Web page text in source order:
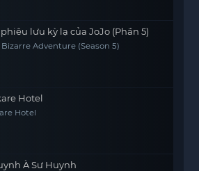
lưu kỳ lạ của JoJo (Phần 5)
Bizarre Adventure (Season 5)
Hotel
Hotel
À Sư Huynh